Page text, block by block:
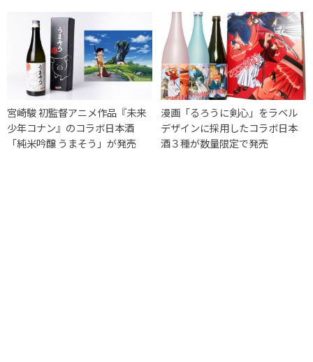
宮崎駿 初監督アニメ作品『未来
少年コナン』のコラボ日本酒
「純米吟醸 うまそう」が発売
漫画「るろうに剣心」をラベル
デザインに採用したコラボ日本
酒３種が数量限定で発売